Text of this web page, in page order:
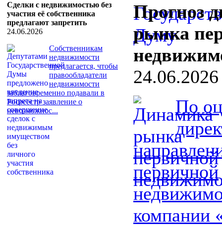
Сделки с недвижимостью без
участия её собственника
предлагают запретить
24.06.2026
Собственникам
недвижимости
предлагается, чтобы
правообладатели
недвижимости
заблаговременно подавали в
Росреестр заявление о
невозможнос...
Прогноз
рынка
24.06.2026
По
первичной
компании